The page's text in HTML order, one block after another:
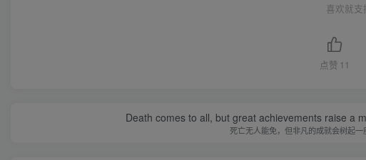
喜欢就支
点赞 11
Death comes to all, but great achievements raise a
死亡无人能免，但非凡的成就会树起